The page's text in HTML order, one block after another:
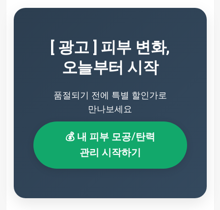
[ 광고 ] 피부 변화,
오늘부터 시작
품절되기 전에 특별 할인가로
만나보세요
💰 내 피부 모공/탄력
관리 시작하기